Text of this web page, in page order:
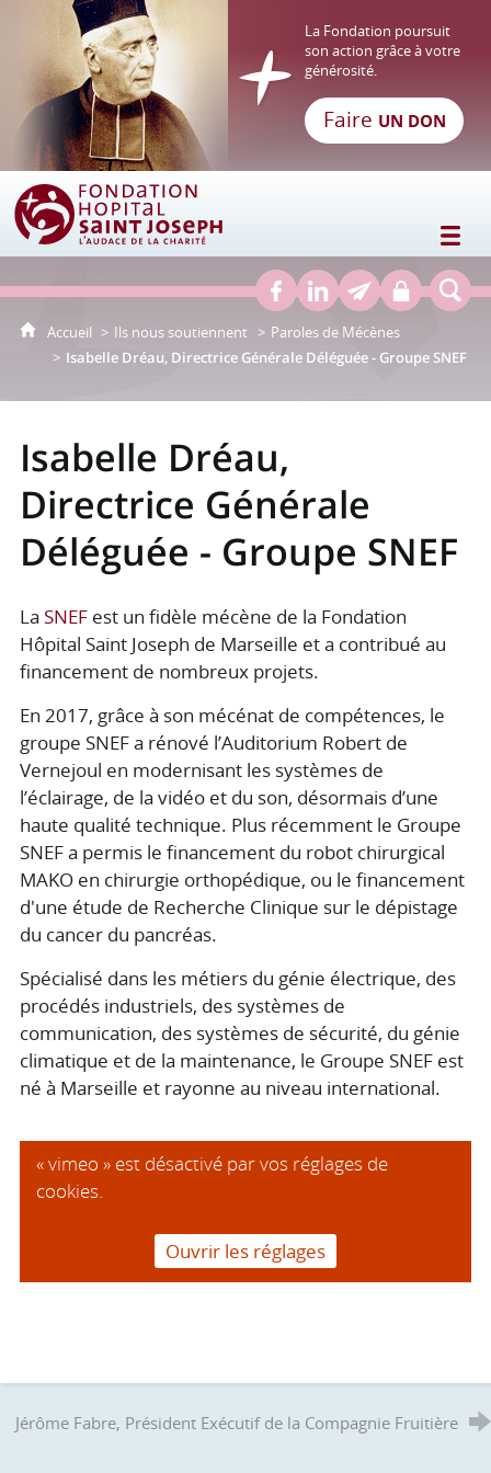
Fondation Hôpital Saint Joseph
La Fondation poursuit
son action grâce à votre
générosité.
Faire UN DON
Accueil Ils nous soutiennent
Paroles de Mécènes
Isabelle Dréau, Directrice Générale Déléguée - Groupe SNEF
Isabelle Dréau,
Directrice Générale
Déléguée - Groupe SNEF
La SNEFest un fidèle mécène de la Fondation
Hôpital Saint Joseph de Marseille et a contribué au
financement de nombreux projets.
En 2017, grâce à son mécénat de compétences, le
groupe SNEF a rénové l’Auditorium Robert de
Vernejoul en modernisant les systèmes de
l’éclairage, de la vidéo et du son, désormais d’une
haute qualité technique. Plus récemment le Groupe
SNEF a permis le financement du robot chirurgical
MAKO en chirurgie orthopédique, ou le financement
d'une étude de Recherche Clinique sur le dépistage
du cancer du pancréas.
Spécialisé dans les métiers du génie électrique, des
procédés industriels, des systèmes de
communication, des systèmes de sécurité, du génie
climatique et de la maintenance, le Groupe SNEF est
né à Marseille et rayonne au niveau international.
« vimeo » est désactivé par vos réglages de
cookies.
Ouvrir les réglages
Jérôme Fabre, Président Exécutif de la Compagnie Fruitière